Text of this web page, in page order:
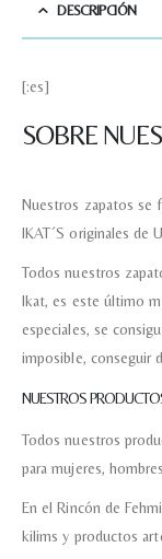
DESCRIPCIÓN
[:es]
SOBRE
Nuestros zapatos se
IKAT´S originales de
Todos nuestros
Ikat, es este último
especiales, se
imposible, conseguir
NUESTROS
Todos nuestros
para mujeres,
En el Rincón de
kilims y productos